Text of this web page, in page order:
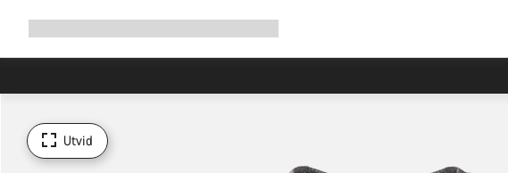
Utvid